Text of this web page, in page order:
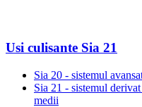
Usi culisante Sia 21
Sia 20 - sistemul
Sia 21 - sistemul
medii